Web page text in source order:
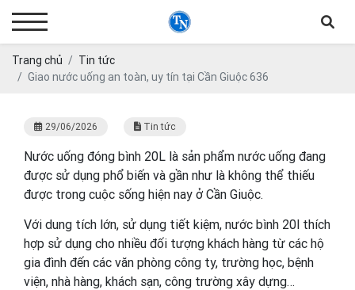
Trang chủ
Tin tức
Giao nước uống an toàn, uy tín tại Cần Giuộc 636
29/06/2026 Tin tức
Nước uống đóng bình 20L là sản phẩm nước uống đang
được sử dụng phổ biến và gần như là không thể thiếu
được trong cuộc sống hiện nay ở Cần Giuộc.
Với dung tích lớn, sử dụng tiết kiệm, nước bình 20l thích
hợp sử dụng cho nhiều đối tượng khách hàng từ các hộ
gia đình đến các văn phòng công ty, trường học, bệnh
viện, nhà hàng, khách sạn, công trường xây dựng…